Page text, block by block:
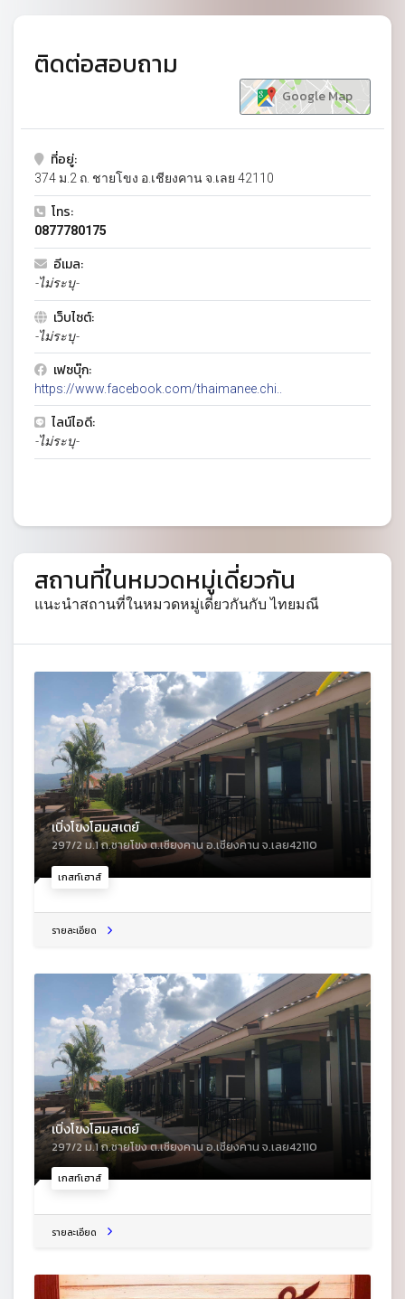
ติดต่อสอบถาม
Google Map
ที่อยู่:
374 ม.2 ถ. ชายโขง อ.เชียงคาน จ.เลย 42110
โทร:
0877780175
อีเมล:
-ไม่ระบุ-
เว็บไซต์:
-ไม่ระบุ-
เฟซบุ๊ก:
https://www.facebook.com/thaimanee.chi..
ไลน์ไอดี:
-ไม่ระบุ-
สถานที่ในหมวดหมู่เดี่ยวกัน
แนะนำสถานที่ในหมวดหมู่เดี่ยวกันกับ ไทยมณี
เกสท์เฮาส์
เบิ่งโขงโฮมสเตย์
297/2 ม.1 ถ.ชายโขง ต.เชียงคาน อ.เชียงคาน จ.เลย42110
รายละเอียด
เกสท์เฮาส์
เบิ่งโขงโฮมสเตย์
297/2 ม.1 ถ.ชายโขง ต.เชียงคาน อ.เชียงคาน จ.เลย42110
รายละเอียด